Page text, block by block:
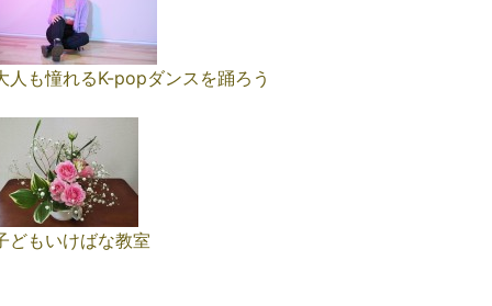
人も憧れるK-popダンスを踊ろう
どもいけばな教室